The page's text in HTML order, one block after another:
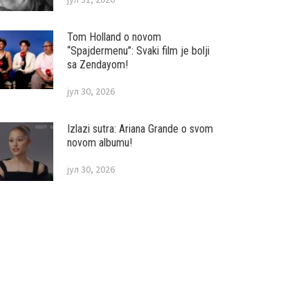
Tom Holland o novom
“Spajdermenu”: Svaki film je bolji
sa Zendayom!
јул 30, 2026
Izlazi sutra: Ariana Grande o svom
novom albumu!
јул 30, 2026